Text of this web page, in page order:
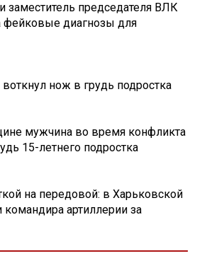
заместитель председателя ВЛК
фейковые диагнозы для
нож в грудь подростка
мужчина во время конфликта
15-летнего подростка
на передовой: в Харьковской
артиллерии за